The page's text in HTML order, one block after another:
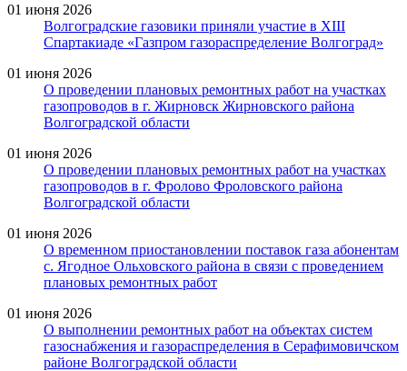
01 июня 2026
Волгоградские газовики приняли участие в XIII
Спартакиаде «Газпром газораспределение Волгоград»
01 июня 2026
О проведении плановых ремонтных работ на участках
газопроводов в г. Жирновск Жирновского района
Волгоградской области
01 июня 2026
О проведении плановых ремонтных работ на участках
газопроводов в г. Фролово Фроловского района
Волгоградской области
01 июня 2026
О временном приостановлении поставок газа абонентам
с. Ягодное Ольховского района в связи с проведением
плановых ремонтных работ
01 июня 2026
О выполнении ремонтных работ на объектах систем
газоснабжения и газораспределения в Серафимовичском
районе Волгоградской области